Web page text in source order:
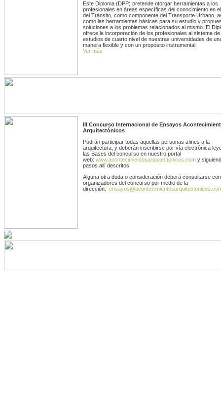
Este Diploma (DPP) pretende otorgar herramientas a los
profesionales en áreas específicas del conocimiento en
del Tránsito, como componente del Transporte Urbano,
como las herramientas básicas para su estudio y
soluciones a los problemas relacionados al mismo. El
ofrece la incorporación de los profesionales al sistema de
estudios de cuarto nivel de nuestras universidades de
manera flexible y con un propósito instrumental.
Ver más
III Concurso Internacional de Ensayos
Arquitectónicos
Podrán participar todas aquellas personas afines a la
arquitectura, y deberán inscribirse por vía electrónica
las Bases del concurso en nuestro portal
web: www.acontecimientosarquitectonicos.com y
pasos allí descritos.
Alguna otra duda o consideración deberá consultarse
organizadores del concurso por medio de la
dirección: